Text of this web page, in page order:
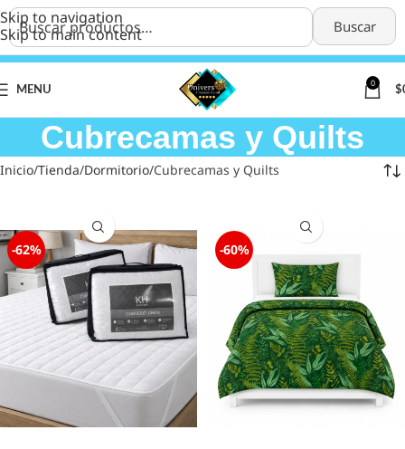
Buscar
Skip to navigation
Skip to main content
MENU
0
$
Cubrecamas y Quilts
Inicio Tienda Dormitorio Cubrecamas y Quilts
-62% -60%